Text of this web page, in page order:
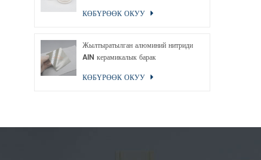
КӨБҮРӨӨК ОКУУ
Жылтыратылган алюминий нитриди
AlN керамикалык барак
КӨБҮРӨӨК ОКУУ